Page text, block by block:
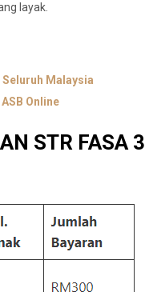
layak.
Seluruh Malaysia
Online
STR FASA 3